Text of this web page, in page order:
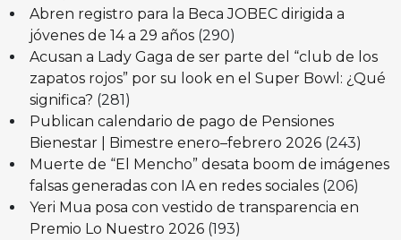
Abren registro para la Beca JOBEC dirigida a
jóvenes de 14 a 29 años (290)
Acusan a Lady Gaga de ser parte del “club de los
zapatos rojos” por su look en el Super Bowl: ¿Qué
significa? (281)
Publican calendario de pago de Pensiones
Bienestar | Bimestre enero–febrero 2026 (243)
Muerte de “El Mencho” desata boom de imágenes
falsas generadas con IA en redes sociales (206)
Yeri Mua posa con vestido de transparencia en
Premio Lo Nuestro 2026 (193)